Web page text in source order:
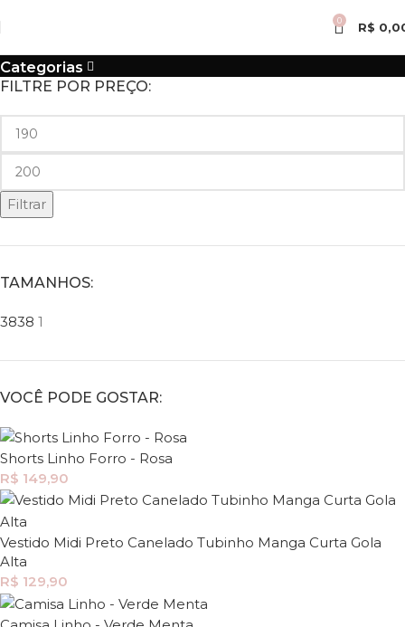
0 R$
Categorias
FILTRE POR PREÇO:
Filtrar
TAMANHOS:
3838 1
VOCÊ PODE GOSTAR:
Shorts Linho Forro - Rosa
R$ 149,90
Vestido Midi Preto Canelado Tubinho Manga Curta Gola
Alta
R$ 129,90